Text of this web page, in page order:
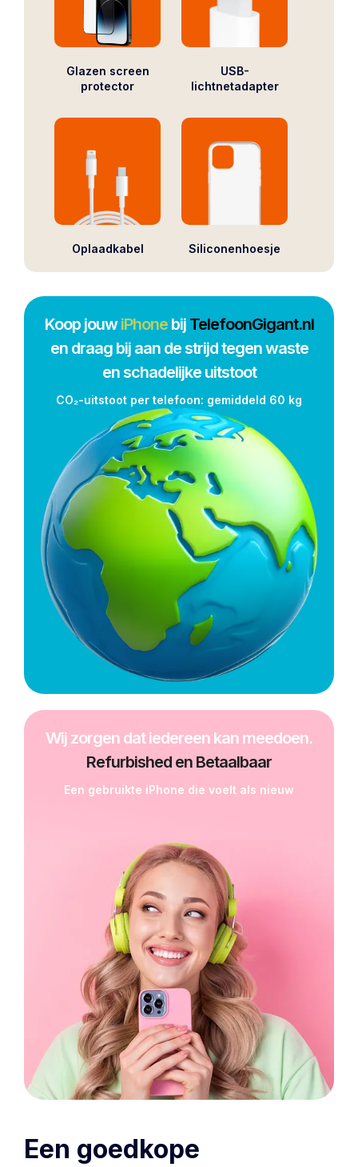
Glazen screen
protector
USB-
lichtnetadapter
Oplaadkabel Siliconenhoesje
Koop jouwiPhonebij TelefoonGigant.nl
en draag bij aan de strijd tegen waste
en schadelijke uitstoot
CO₂-uitstoot per telefoon: gemiddeld 60 kg
Wij zorgen dat iedereen kan meedoen.
Refurbished en Betaalbaar
Een gebruikte iPhone die voelt als nieuw
Een goedkope